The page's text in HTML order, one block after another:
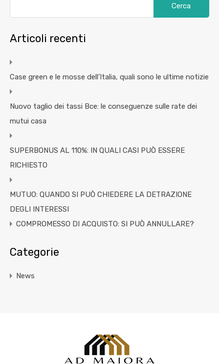
Articoli recenti
Case green e le mosse dell’Italia, quali sono le ultime notizie
Nuovo taglio dei tassi Bce: le conseguenze sulle rate dei
mutui casa
SUPERBONUS AL 110%: IN QUALI CASI PUÒ ESSERE
RICHIESTO
MUTUO: QUANDO SI PUÒ CHIEDERE LA DETRAZIONE
DEGLI INTERESSI
COMPROMESSO DI ACQUISTO: SI PUÒ ANNULLARE?
Categorie
News